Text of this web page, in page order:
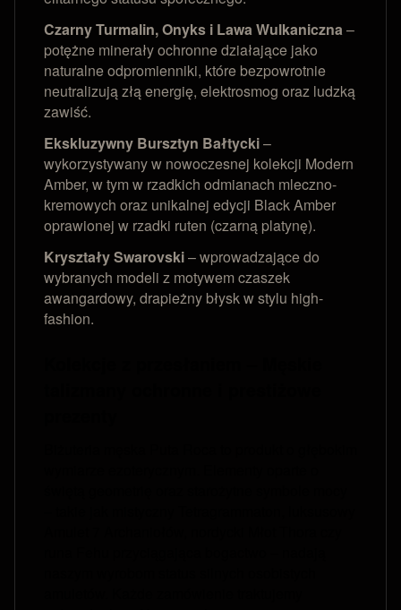
Czarny Turmalin, Onyks i Lawa Wulkaniczna–
potężne minerały ochronne działające jako
naturalne odpromienniki, które bezpowrotnie
neutralizują złą energię, elektrosmog oraz ludzką
zawiść.
Ekskluzywny Bursztyn Bałtycki–
wykorzystywany w nowoczesnej kolekcji Modern
Amber, w tym w rzadkich odmianach mleczno-
kremowych oraz unikalnej edycji Black Amber
oprawionej w rzadki ruten (czarną platynę).
Kryształy Swarovski– wprowadzające do
wybranych modeli z motywem czaszek
awangardowy, drapieżny błysk w stylu high-
fashion.